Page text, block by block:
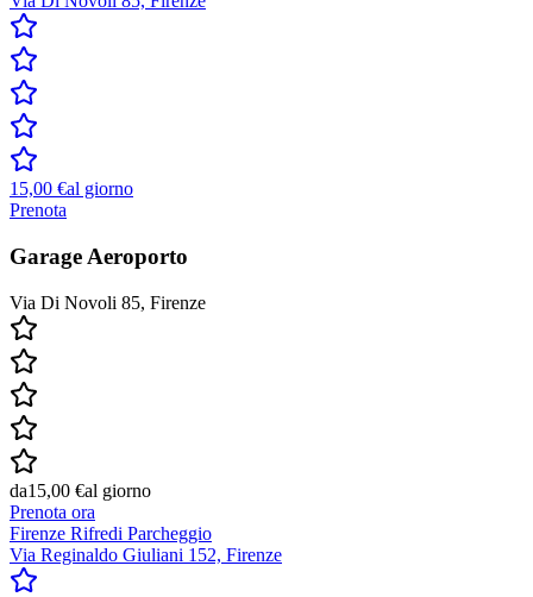
15,00 €al giorno
Prenota
Garage Aeroporto
Via Di Novoli 85, Firenze
da15,00 €al giorno
Prenota ora
Firenze Rifredi Parcheggio
Via Reginaldo Giuliani 152, Firenze